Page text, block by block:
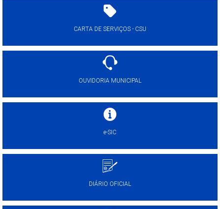
CARTA DE SERVIÇOS - CSU
OUVIDORIA MUNICIPAL
e-SIC
DIÁRIO OFICIAL